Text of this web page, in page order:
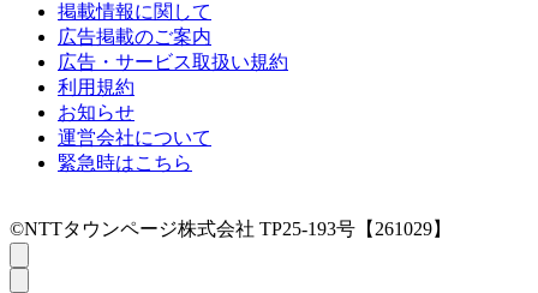
掲載情報に関して
広告掲載のご案内
広告・サービス取扱い規約
利用規約
お知らせ
運営会社について
緊急時はこちら
©NTTタウンページ株式会社 TP25-193号【261029】